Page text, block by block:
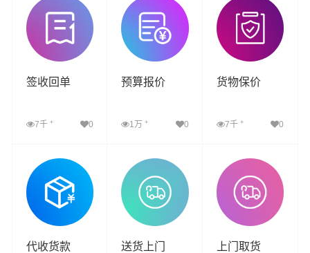
签收回单
7千 + 0
查看详细
预算报价
1万+ 0
查看详细
货物保价
7千 + 0
查看详细
代收货款 送货上门 上门取货